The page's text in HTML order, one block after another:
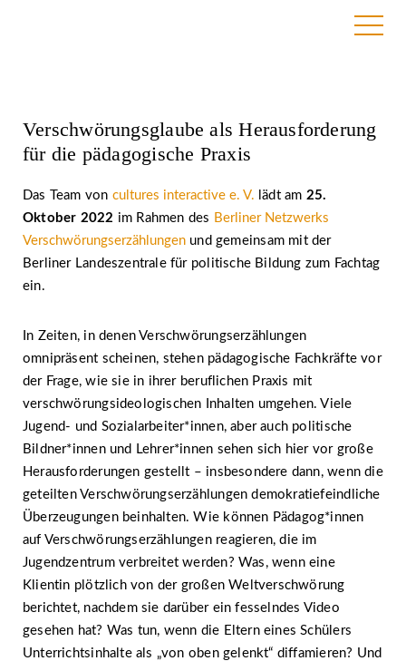
Verschwörungsglaube als Herausforderung
für die pädagogische Praxis
Das Team von cultures interactive e. V. lädt am 25.
Oktober 2022 im Rahmen des Berliner Netzwerks
Verschwörungs­erzählungen und gemeinsam mit der
Berliner Landeszentrale für politische Bildung zum Fachtag
ein.
In Zeiten, in denen Verschwörungserzählungen
omnipräsent scheinen, stehen pädagogische Fachkräfte vor
der Frage, wie sie in ihrer beruflichen Praxis mit
verschwörungsideologischen Inhalten umgehen. Viele
Jugend- und Sozialarbeiter*innen, aber auch politische
Bildner*innen und Lehrer*innen sehen sich hier vor große
Herausforderungen gestellt – insbesondere dann, wenn die
geteilten Verschwörungserzählungen demokratiefeindliche
Überzeugungen beinhalten. Wie können Pädagog*innen
auf Verschwörungserzählungen reagieren, die im
Jugendzentrum verbreitet werden? Was, wenn eine
Klientin plötzlich von der großen Weltverschwörung
berichtet, nachdem sie darüber ein fesselndes Video
gesehen hat? Was tun, wenn die Eltern eines Schülers
Unterrichtsinhalte als „von oben gelenkt“ diffamieren? Und